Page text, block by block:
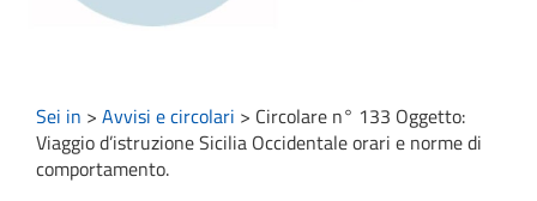
Sei in > Avvisi e circolari > Circolare n° 133 Oggetto:
Viaggio d’istruzione Sicilia Occidentale orari e norme di
comportamento.